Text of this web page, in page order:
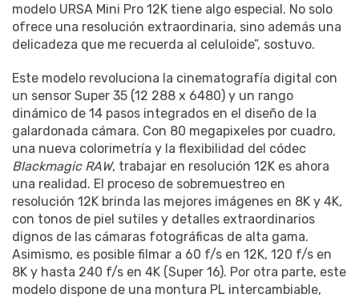
modelo URSA Mini Pro 12K tiene algo especial. No solo
ofrece una resolución extraordinaria, sino además una
delicadeza que me recuerda al celuloide”, sostuvo.
Este modelo revoluciona la cinematografía digital con
un sensor Super 35 (12 288 x 6480) y un rango
dinámico de 14 pasos integrados en el diseño de la
galardonada cámara. Con 80 megapixeles por cuadro,
una nueva colorimetría y la flexibilidad del códec
Blackmagic RAW, trabajar en resolución 12K es ahora
una realidad. El proceso de sobremuestreo en
resolución 12K brinda las mejores imágenes en 8K y 4K,
con tonos de piel sutiles y detalles extraordinarios
dignos de las cámaras fotográficas de alta gama.
Asimismo, es posible filmar a 60 f/s en 12K, 120 f/s en
8K y hasta 240 f/s en 4K (Super 16). Por otra parte, este
modelo dispone de una montura PL intercambiable,